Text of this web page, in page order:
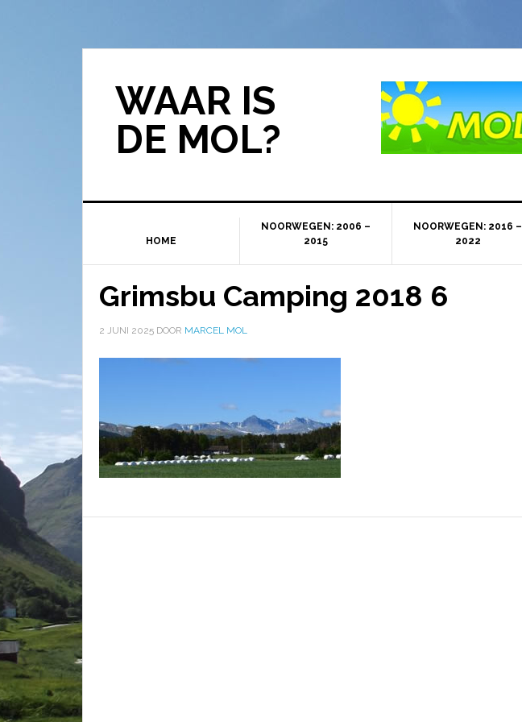
WAAR IS
DE MOL?
HOME
NOORWEGEN: 2006 –
2015
NOORWEGEN: 2016 –
2022
Grimsbu Camping 2018 6
2 JUNI 2025 DOOR MARCEL MOL